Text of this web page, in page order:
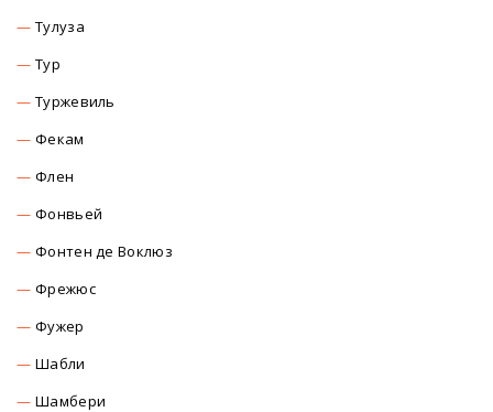
Тулуза
Тур
Туржевиль
Фекам
Флен
Фонвьей
Фонтен де Воклюз
Фрежюс
Фужер
Шабли
Шамбери